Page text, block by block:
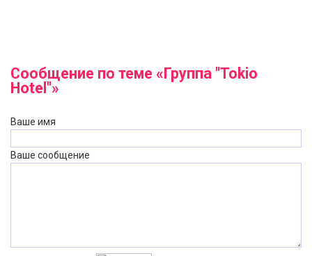
Сообщение по теме «Группа "Tokio
Hotel"»
Ваше имя
Ваше сообщение